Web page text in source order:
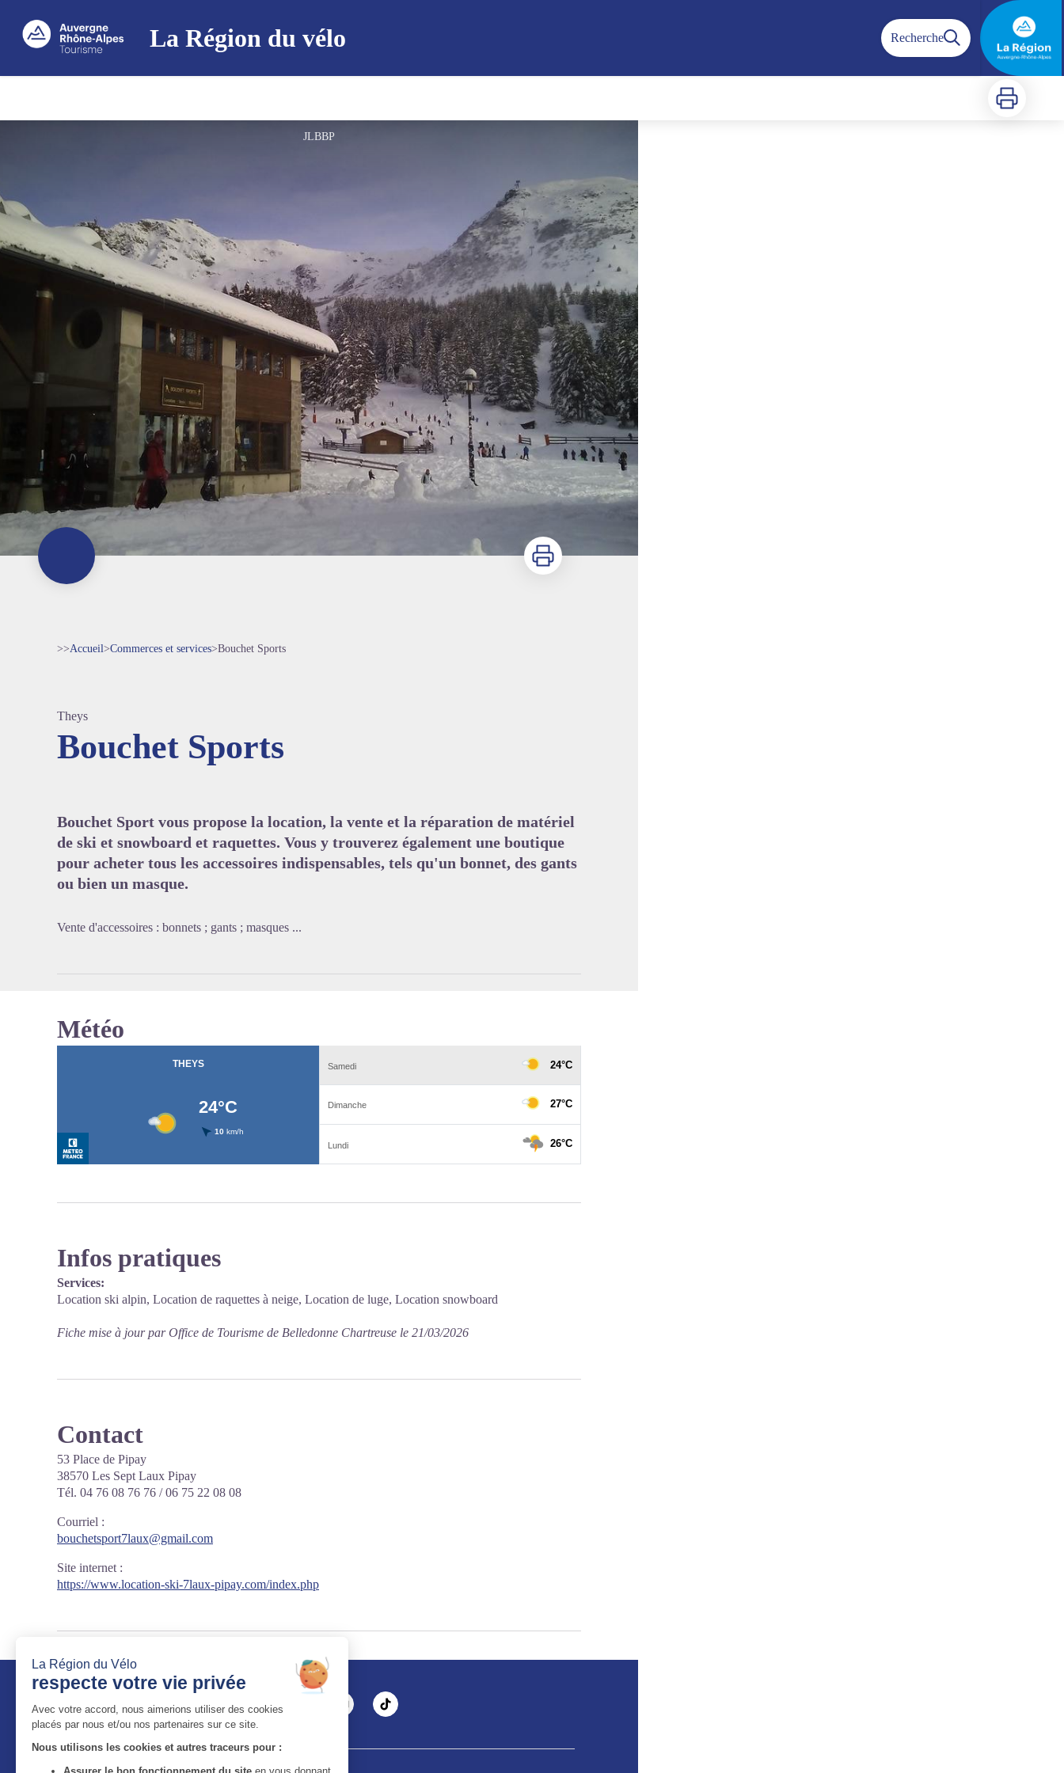
La Région du vélo Recherche
Imprimer
JLBBP
Imprimer
>>Accueil>Commerces et services>Bouchet Sports
Theys
Bouchet Sports
Bouchet Sport vous propose la location, la vente et la réparation de matériel
de ski et snowboard et raquettes. Vous y trouverez également une boutique
pour acheter tous les accessoires indispensables, tels qu'un bonnet, des gants
ou bien un masque.
Vente d'accessoires : bonnets ; gants ; masques ...
Météo
Infos pratiques
Services:
Location ski alpin, Location de raquettes à neige, Location de luge, Location snowboard
Fiche mise à jour par Office de Tourisme de Belledonne Chartreuse le 21/03/2026
Contact
53 Place de Pipay
38570 Les Sept Laux Pipay
Tél. 04 76 08 76 76 / 06 75 22 08 08
Courriel :
bouchetsport7laux@gmail.com
Site internet :
https://www.location-ski-7laux-pipay.com/index.php